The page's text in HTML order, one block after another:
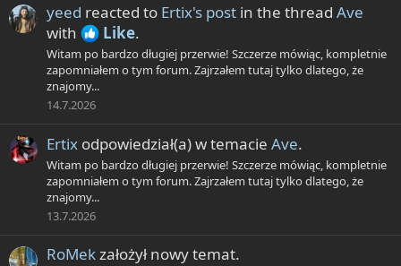
yeed reacted to Ertix's post in the thread Ave
with
Like.
Witam po bardzo długiej przerwie! Szczerze mówiąc, kompletnie
zapomniałem o tym forum. Zajrzałem tutaj tylko dlatego, że
znajomy...
14.7.2026
Ertix odpowiedział(a) w temacie Ave.
Witam po bardzo długiej przerwie! Szczerze mówiąc, kompletnie
zapomniałem o tym forum. Zajrzałem tutaj tylko dlatego, że
znajomy...
13.7.2026
RoMekzałożył nowy temat.